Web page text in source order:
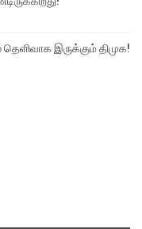
இருக்கும் திமுக!